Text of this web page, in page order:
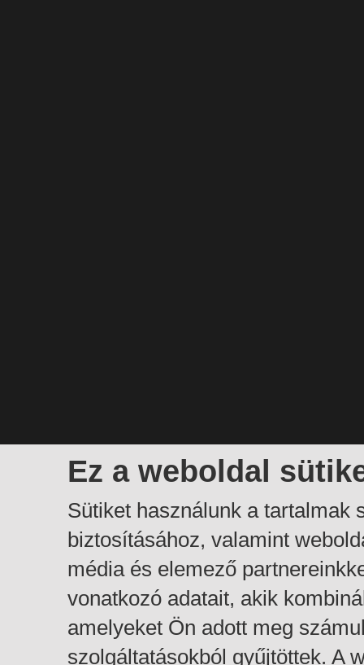
Ez a weboldal
Sütiket használunk a tartalmak
biztosításához, valamint
média és elemező
vonatkozó adatait, akik
amelyeket Ön adott meg
szolgáltatásokból gyűjtöttek. A